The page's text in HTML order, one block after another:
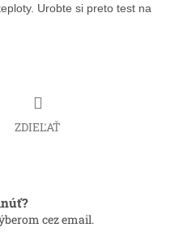
Urobte si preto test na
ZDIEĽAŤ
cez email.